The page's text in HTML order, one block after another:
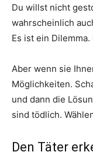
Du willst nicht
wahrscheinlich
Es ist ein
Aber wenn sie
Möglichkeiten.
und dann die
sind tödlich.
Den Täter